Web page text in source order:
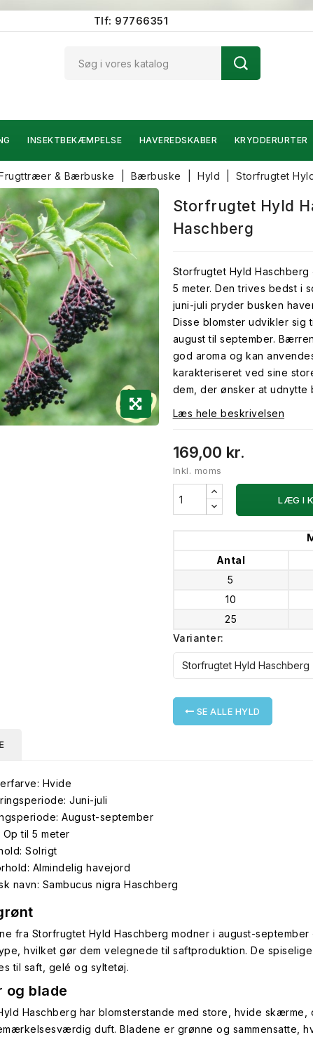
Tlf: 97766351
INSEKTBEKÆMPELSE HAVEREDSKABER KRYDDERURTER
& Bærbuske Bærbuske Hyld Storfrugtet
Storfrugtet Hyld
Haschberg
Storfrugtet Hyld
5 meter. Den trives bedst i
juni-juli pryder busken
Disse blomster udvikler sig
august til september.
god aroma og kan
karakteriseret ved sine
dem, der ønsker at
Læs hele beskrivelsen
169,00 kr.
Inkl. moms
LÆG I
Antal
5
10
25
Varianter:
SE ALLE HYLD
Hvide
Juni-juli
August-september
Op til 5 meter
Solrigt
Almindelig havejord
navn: Sambucus nigra Haschberg
fra Storfrugtet Hyld Haschberg modner i august-
hvilket gør dem velegnede til saftproduktion. De
til saft, gelé og syltetøj.
og blade
Haschberg har blomsterstande med store, hvide skærme,
duft. Bladene er grønne og sammensatte,